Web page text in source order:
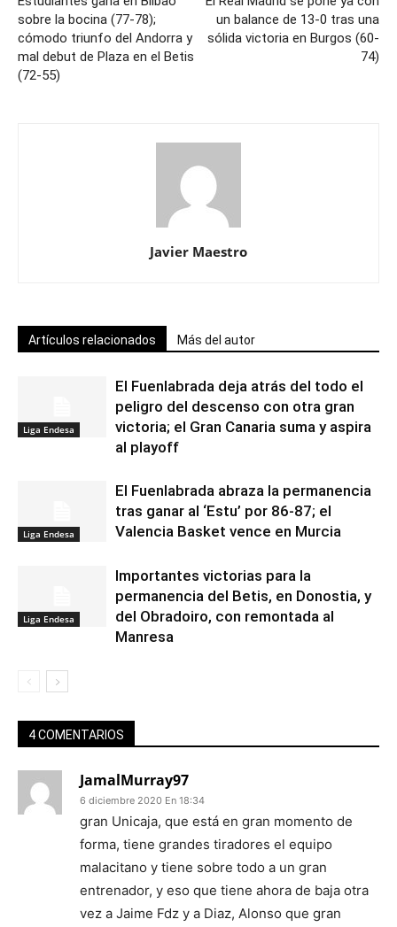
sobre la bocina (77-78);
cómodo triunfo del Andorra y
mal debut de Plaza en el Betis
(72-55)
un balance de 13-0 tras una
sólida victoria en Burgos (60-
74)
Javier Maestro
Artículos relacionados Más del autor
Liga Endesa
El Fuenlabrada deja atrás del todo el
peligro del descenso con otra gran
victoria; el Gran Canaria suma y aspira
al playoff
Liga Endesa
El Fuenlabrada abraza la permanencia
tras ganar al ‘Estu’ por 86-87; el
Valencia Basket vence en Murcia
Liga Endesa
Importantes victorias para la
permanencia del Betis, en Donostia, y
del Obradoiro, con remontada al
Manresa
4 COMENTARIOS
JamalMurray97
6 diciembre 2020 En 18:34
gran Unicaja, que está en gran momento de
forma, tiene grandes tiradores el equipo
malacitano y tiene sobre todo a un gran
entrenador, y eso que tiene ahora de baja otra
vez a Jaime Fdz y a Diaz, Alonso que gran